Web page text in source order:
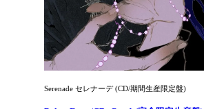
Serenade セレナーデ (CD/期間生産限定盤)